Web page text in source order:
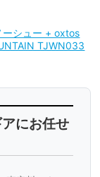
ーシュー + oxtos
TJWN033
にお任せ